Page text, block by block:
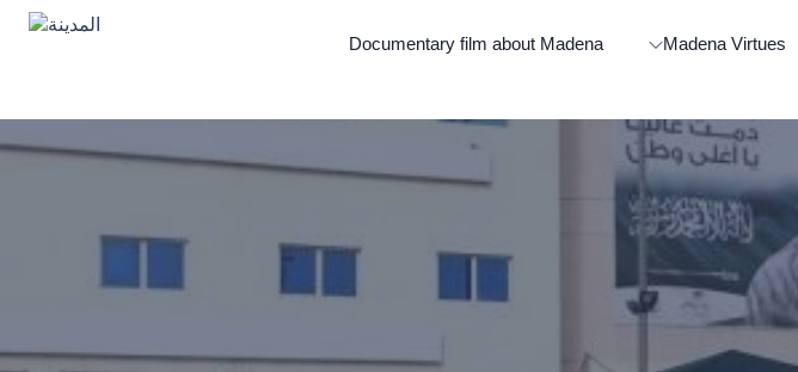
Documentary film about Madena Madena Virtues